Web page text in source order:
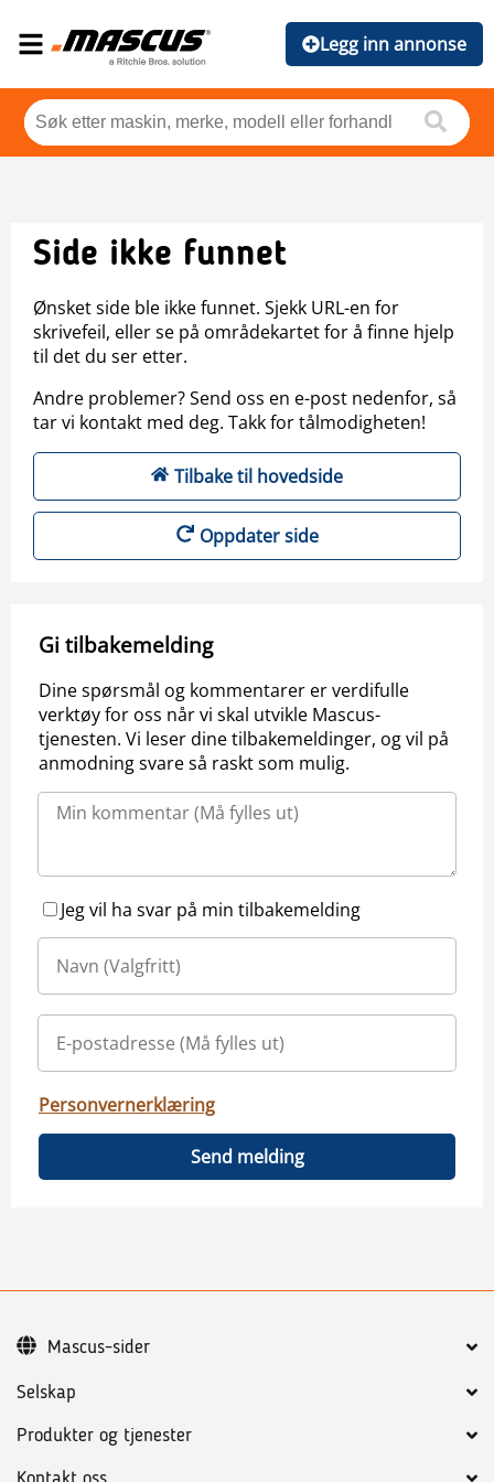
Legg inn annonse
Side ikke funnet
Ønsket side ble ikke funnet. Sjekk URL-en for
skrivefeil, eller se på områdekartet for å finne hjelp
til det du ser etter.
Andre problemer? Send oss en e-post nedenfor, så
tar vi kontakt med deg. Takk for tålmodigheten!
Tilbake til hovedside
Oppdater side
Gi tilbakemelding
Dine spørsmål og kommentarer er verdifulle
verktøy for oss når vi skal utvikle Mascus-
tjenesten. Vi leser dine tilbakemeldinger, og vil på
anmodning svare så raskt som mulig.
Jeg vil ha svar på min tilbakemelding
Personvernerklæring
Send melding
Selskap
Produkter og tjenester
Mascus-sider